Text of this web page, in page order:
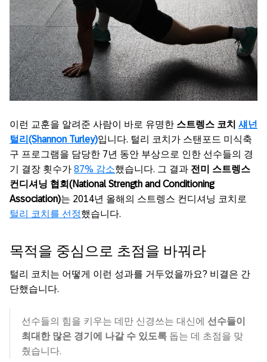
이런 교훈을 알려준 사람이 바로 유명한 스트렝스 코치 섀넌
털리(Shannon Turley)입니다. 털리 코치가 스탠포드 미식축
구 프로그램을 담당한 7년 동안 부상으로 인한 선수들의 경
기 결장 횟수가 87% 감소했습니다. 그 결과 전미 스트렝스
컨디셔닝 협회(National Strength and Conditioning
Association)는 2014년 올해의 스트렝스 컨디셔닝 코치로
털리 코치를 선정했습니다.
목적을 중심으로 초점을 바꿔라
털리 코치는 어떻게 이런 성과를 거두었을까요? 비결은 간
단했습니다.
선수들의 힘을 키우는 데만 신경쓰는 대신에 선수들이
최대한 많은 경기에 나갈 수 있도록 돕는 데 초점을 맞
췄습니다.